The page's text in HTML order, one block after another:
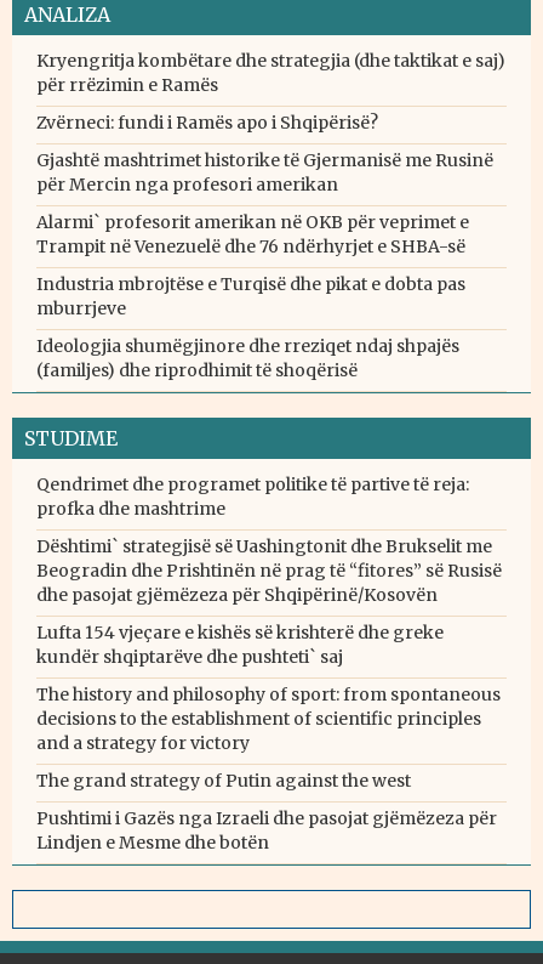
ANALIZA
Kryengritja kombëtare dhe strategjia (dhe taktikat e saj)
për rrëzimin e Ramës
Zvërneci: fundi i Ramës apo i Shqipërisë?
Gjashtë mashtrimet historike të Gjermanisë me Rusinë
për Mercin nga profesori amerikan
Alarmi` profesorit amerikan në OKB për veprimet e
Trampit në Venezuelë dhe 76 ndërhyrjet e SHBA-së
Industria mbrojtëse e Turqisë dhe pikat e dobta pas
mburrjeve
Ideologjia shumëgjinore dhe rreziqet ndaj shpajës
(familjes) dhe riprodhimit të shoqërisë
STUDIME
Qendrimet dhe programet politike të partive të reja:
profka dhe mashtrime
Dështimi` strategjisë së Uashingtonit dhe Brukselit me
Beogradin dhe Prishtinën në prag të “fitores” së Rusisë
dhe pasojat gjëmëzeza për Shqipërinë/Kosovën
Lufta 154 vjeçare e kishës së krishterë dhe greke
kundër shqiptarëve dhe pushteti` saj
The history and philosophy of sport: from spontaneous
decisions to the establishment of scientific principles
and a strategy for victory
The grand strategy of Putin against the west
Pushtimi i Gazës nga Izraeli dhe pasojat gjëmëzeza për
Lindjen e Mesme dhe botën